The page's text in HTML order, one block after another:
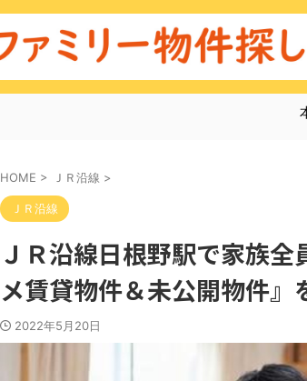
HOME > ＪＲ沿線 >
ＪＲ沿線
ＪＲ沿線日根野駅で家族
メ賃貸物件＆未公開物件』
2022年5月20日